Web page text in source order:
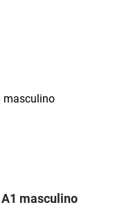
masculino